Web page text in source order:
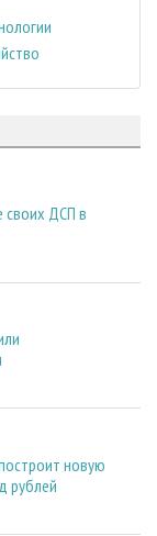
своих ДСП в
новую
рублей